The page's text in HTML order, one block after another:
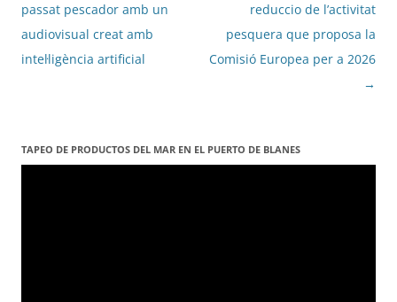
per
les
entrades
passat pescador amb un
audiovisual creat amb
intel·ligència artificial
reduccio de l’activitat
pesquera que proposa la
Comisió Europea per a 2026
→
TAPEO DE PRODUCTOS DEL MAR EN EL PUERTO DE BLANES
Reproductor